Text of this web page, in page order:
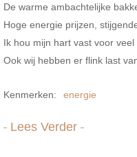
De warme ambachtelijke
Hoge energie prijzen,
Ik hou mijn hart vast voor
Ook wij hebben er flink last
Kenmerken: energie
Lees Verder